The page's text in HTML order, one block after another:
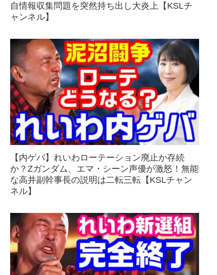
自情報収集問題を突然持ち出し大炎上【KSLチ
ャンネル】
【内ゲバ】れいわローテーション廃止か存続
か？Zガンダム、エマ・シーン声優が激怒！無能
な高井副幹事長の説明は二転三転【KSLチャン
ネル】